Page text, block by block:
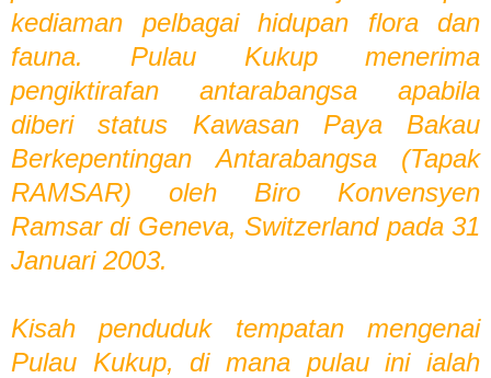
kediaman pelbagai hidupan flora dan
fauna. Pulau Kukup menerima
pengiktirafan antarabangsa apabila
diberi status Kawasan Paya Bakau
Berkepentingan Antarabangsa (Tapak
RAMSAR) oleh Biro Konvensyen
Ramsar di Geneva, Switzerland pada 31
Januari 2003.
Kisah penduduk tempatan mengenai
Pulau Kukup, di mana pulau ini ialah